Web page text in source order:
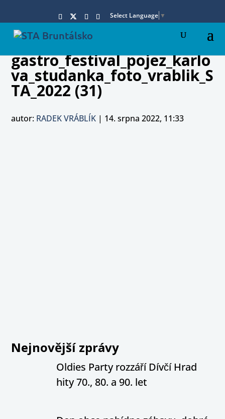
Select Language ▼
gastro_festival_pojez_karlo
va_studanka_foto_vrablik_S
TA_2022 (31)
autor: RADEK VRÁBLÍK | 14. srpna 2022, 11:33
Nejnovější zprávy
Oldies Party rozzáří Dívčí Hrad
hity 70., 80. a 90. let